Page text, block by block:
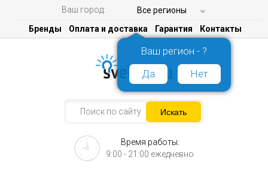
Ваш город: Все регионы
Ваш регион - ?
Да
Нет
Бренды Оплата и доставка Гарантия Контакты
Время работы:
9:00 - 21:00 ежедневно